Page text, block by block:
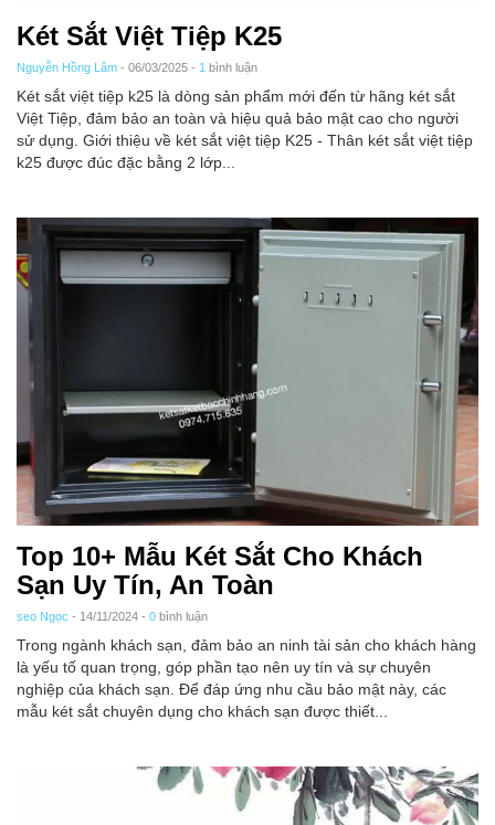
Két Sắt Việt Tiệp K25
Nguyễn Hồng Lâm - 06/03/2025 - 1 bình luận
Két sắt việt tiệp k25 là dòng sản phẩm mới đến từ hãng két sắt
Việt Tiệp, đảm bảo an toàn và hiệu quả bảo mật cao cho người
sử dụng. Giới thiệu về két sắt việt tiệp K25 - Thân két sắt việt tiệp
k25 được đúc đặc bằng 2 lớp...
Top 10+ Mẫu Két Sắt Cho Khách
Sạn Uy Tín, An Toàn
seo Ngọc - 14/11/2024 - 0 bình luận
Trong ngành khách sạn, đảm bảo an ninh tài sản cho khách hàng
là yếu tố quan trọng, góp phần tạo nên uy tín và sự chuyên
nghiệp của khách sạn. Để đáp ứng nhu cầu bảo mật này, các
mẫu két sắt chuyên dụng cho khách sạn được thiết...